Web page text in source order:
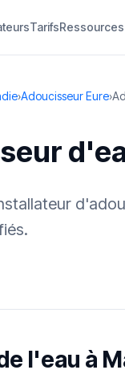
TarifsRessources
›Adoucisseur Eure›
l'eau à